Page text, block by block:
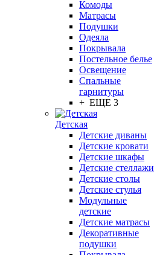
Комоды
Матрасы
Подушки
Одеяла
Покрывала
Постельное белье
Освещение
Спальные
гарнитуры
+ ЕЩЕ 3
Детская
Детские диваны
Детские кровати
Детские шкафы
Детские стеллажи
Детские столы
Детские стулья
Модульные
детские
Детские матрасы
Декоративные
подушки